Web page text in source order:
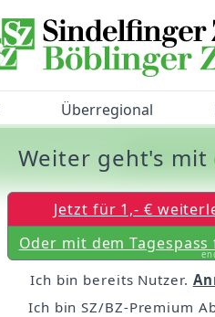
Überregional
Weiter geht's mit
Jetzt für 1,- €
Oder mit dem Tagespass
Ich bin bereits Nutzer.
Ich bin SZ/BZ-Premium